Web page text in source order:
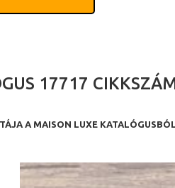
17717
A MAISON LUXE